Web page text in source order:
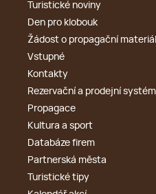
Turistické noviny
Den pro klobouk
Žádost o propagační
Vstupné
Kontakty
Rezervační a prodejní systém
Propagace
Kultura a sport
Databáze firem
Partnerská města
Turistické tipy